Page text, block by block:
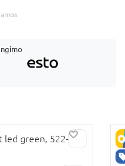
led green, 522-106